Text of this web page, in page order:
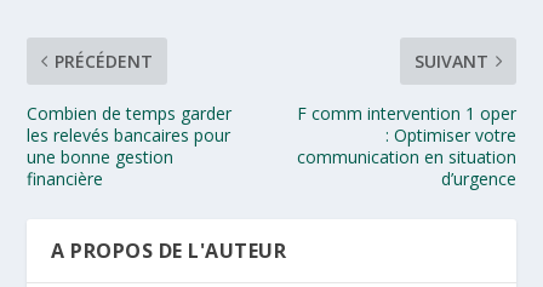
PRÉCÉDENT
Combien de temps garder
les relevés bancaires pour
une bonne gestion
financière
SUIVANT
F comm intervention 1 oper
: Optimiser votre
communication en situation
d’urgence
A PROPOS DE L'AUTEUR